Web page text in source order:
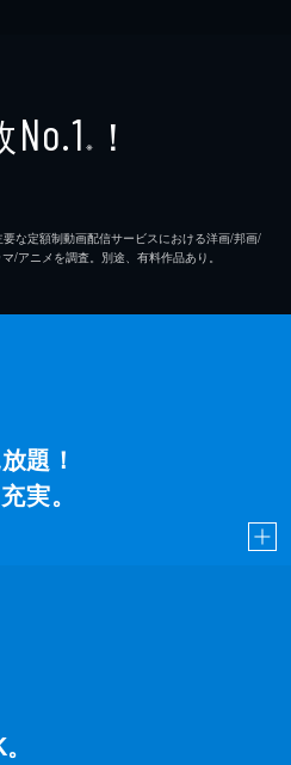
No.1 ※ ！
な定額制動画配信サービスにおける洋画/邦画/
/アニメを調査。別途、有料作品あり。
題！
実。